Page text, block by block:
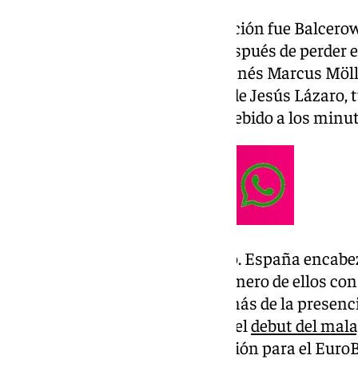
El que primero acabó su aportación fue
con Polonia frente a Estonia después de
mismo rival. También jugó el danés Marcus
jugador, que está a las órdenes de Jesús
participación con Dinamarca debido a los
Ya el lunes fue el turno del resto. España
partidos ante Eslovaquia, el primero de ellos
forzó la segunda prórroga. Además de la
lesionado Tyson Pérez, destaca eldebut del
españoles lograron la clasificación para el